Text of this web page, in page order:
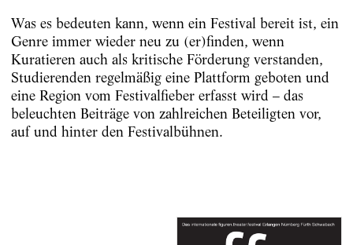
Was es bedeuten kann, wenn ein Festival bereit ist, ein
Genre immer wieder neu zu (er)finden, wenn
Kuratieren auch als kritische Förderung verstanden,
Studierenden regelmäßig eine Plattform geboten und
eine Region vom Festivalfieber erfasst wird – das
beleuchten Beiträge von zahlreichen Beteiligten vor,
auf und hinter den Festivalbühnen.